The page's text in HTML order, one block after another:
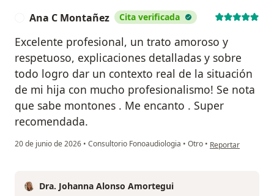
Ana C Montañez Cita verificada
Excelente profesional, un trato amoroso y
respetuoso, explicaciones detalladas y sobre
todo logro dar un contexto real de la situación
de mi hija con mucho profesionalismo! Se nota
que sabe montones . Me encanto . Super
recomendada.
20 de junio de 2026 • Consultorio Fonoaudiologia • Otro • en opinión del
Reportar
Dra. Johanna Alonso Amortegui